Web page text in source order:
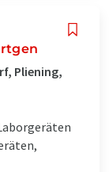
Pliening,